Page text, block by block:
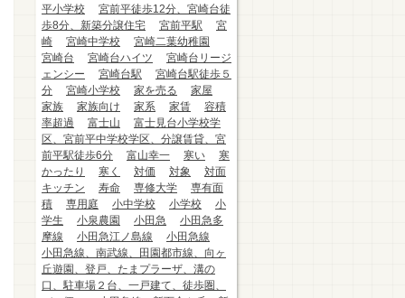
平小学校
宮前平徒歩12分、宮崎台徒
歩8分、新築分譲住宅
宮前平駅
宮
崎
宮崎中学校
宮崎二葉幼稚園
宮崎台
宮崎台ハイツ
宮崎台リージ
ェンシー
宮崎台駅
宮崎台駅徒歩５
分
宮崎小学校 家を売る
家屋
家族
家族向け 家系 家賃
容積
率超過
富士山
富士見台小学校学
区、宮前平中学校学区、分譲賃貸、宮
前平駅徒歩6分
富山幸一 寒い
寒
かったり
寒く 対価 対象
対面
キッチン
寿命 専修大学
専有面
積
専用庭 小中学校 小学校
小
学生
小泉農園 小田急
小田急多
摩線
小田急江ノ島線
小田急線
小田急線、南武線、田園都市線、向ヶ
丘遊園、登戸、たまプラーザ、溝の
口、駐車場２台、一戸建て、徒歩圏、